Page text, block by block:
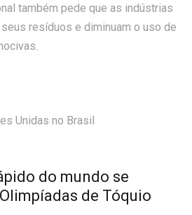
também pede que as indústrias
resíduos e diminuam o uso de
Unidas no Brasil
do mundo se
de Tóquio